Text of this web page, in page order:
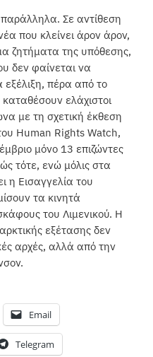
παράλληλα. Σε αντίθεση
που κλείνει άρον άρον,
ζητήματα της υπόθεσης,
δεν φαίνεται να
εξέλιξη, πέρα από το
ελάχιστοι
με τη σχετική έκθεση
Human Rights Watch,
μόνο 13 επιζώντες
τότε, ενώ μόλις στα
η Εισαγγελία του
τα κινητά
του Λιμενικού. Η
εξέτασης δεν
αρχές, αλλά από την
Email
Telegram